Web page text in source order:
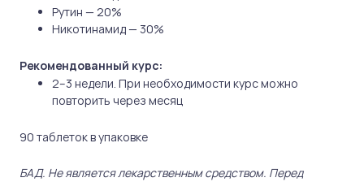
Рутин — 20%
Никотинамид — 30%
Рекомендованный курс:
2–3 недели. При необходимости курс можно
повторить через месяц
90 таблеток в упаковке
БАД. Не является лекарственным средством. Перед